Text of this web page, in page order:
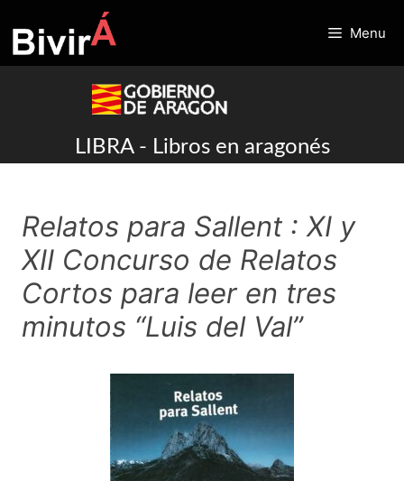
to
content
Menu
LIBRA - Libros en aragonés
Relatos para Sallent : XI y
XII Concurso de Relatos
Cortos para leer en tres
minutos “Luis del Val”